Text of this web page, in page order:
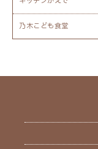
乃木こども食堂